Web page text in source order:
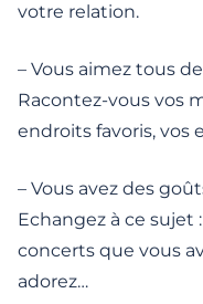
votre relation.
– Vous aimez tous
Racontez-vous vos
endroits favoris, vos
– Vous avez des
Echangez à ce sujet
concerts que vous
adorez…